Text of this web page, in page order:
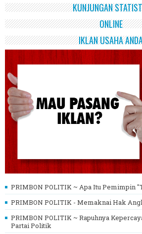
KUNJUNGAN
ONLINE
IKLAN USAHA
PRIMBON POLITIK ~ Apa Itu Pemimpin
PRIMBON POLITIK - Memaknai Hak
PRIMBON POLITIK ~ Rapuhnya
Partai Politik